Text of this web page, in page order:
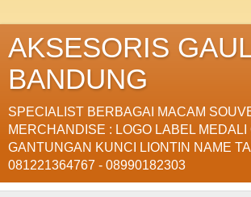
AKSESORIS
BANDUNG
SPECIALIST BERBAGAI MACAM
MERCHANDISE : LOGO LABEL MEDALI
GANTUNGAN KUNCI LIONTIN NAME
081221364767 - 08990182303